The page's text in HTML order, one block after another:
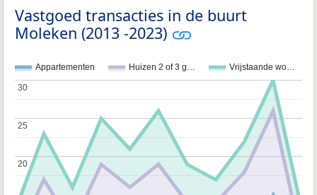
Vastgoed transacties in de buurt
Moleken (2013 -2023)
Appartementen Huizen 2 of 3 g… Vrijstaande wo…
20
20
25
25
30
30